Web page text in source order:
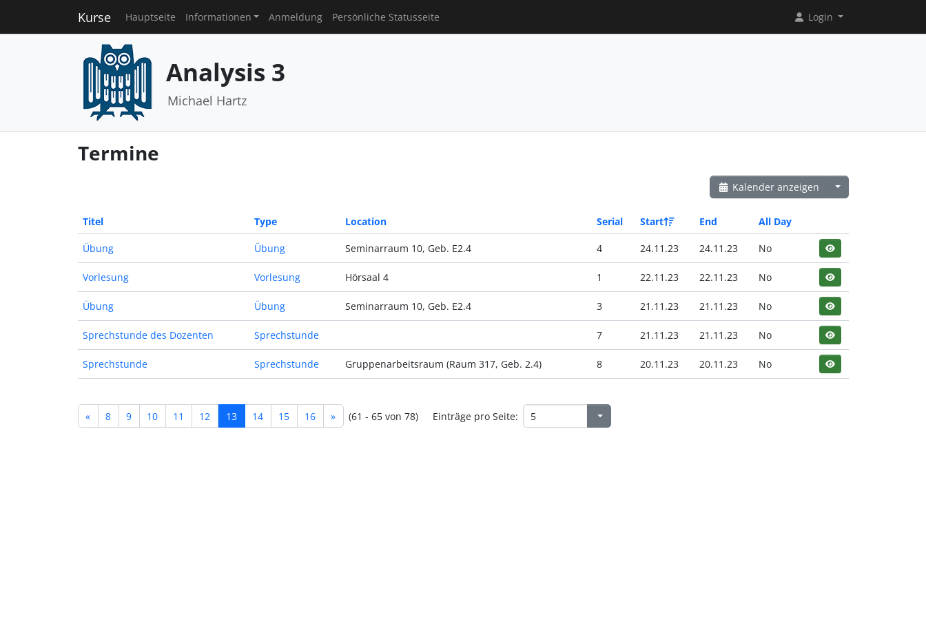
Kurse Hauptseite Informationen Anmeldung Persönliche Statusseite Login
Analysis 3
Michael Hartz
Termine
Kalender anzeigen
Titel Type Location Serial Start End All Day
Übung Übung Seminarraum 10, Geb. E2.4 4 24.11.23 24.11.23 No
Vorlesung Vorlesung Hörsaal 4 1 22.11.23 22.11.23 No
Übung Übung Seminarraum 10, Geb. E2.4 3 21.11.23 21.11.23 No
Sprechstunde des Dozenten Sprechstunde 7 21.11.23 21.11.23 No
Sprechstunde Sprechstunde Gruppenarbeitsraum (Raum 317, Geb. 2.4) 8 20.11.23 20.11.23 No
« 8 9 10 11 12 13 14 15 16 » (61 - 65 von 78) Einträge pro Seite: